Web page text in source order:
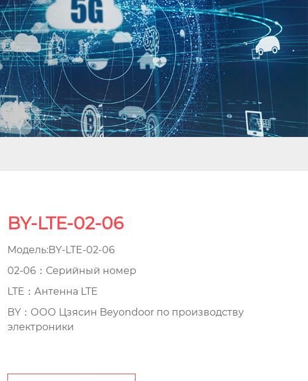
BY-LTE-02-06
Модель:BY-LTE-02-06
02-06：Серийный номер
LTE：Антенна LTE
BY：ООО Цзясин Beyondoor по производству
электроники